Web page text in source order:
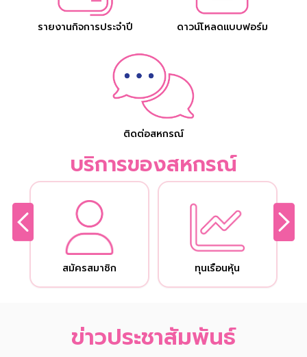
รายงานกิจการประจำปี ดาวน์โหลดแบบฟอร์ม
ติดต่อสหกรณ์
บริการของสหกรณ์
สมัครสมาชิก ทุนเรือนหุ้น
ข่าวประชาสัมพันธ์